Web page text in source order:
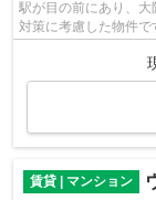
駅が目の前にあり、
対策に考慮した物件で
からない事も、豊富な
賃貸 | マンション